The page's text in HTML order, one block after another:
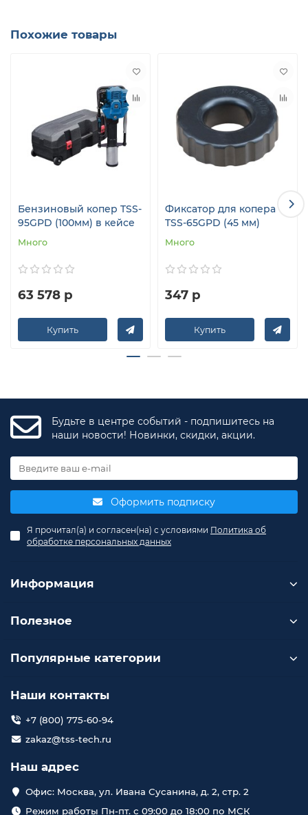
Похожие товары
Бензиновый копер TSS-
95GPD (100мм) в кейсе
Много
63 578 р
Купить
Фиксатор для копера
TSS-65GPD (45 мм)
Много
347 р
Купить
Будьте в центре событий - подпишитесь на
наши новости! Новинки, скидки, акции.
Оформить подписку
Я прочитал(а) и согласен(на) с условиями Политика об
обработке персональных данных
Информация
Полезное
Популярные категории
Наши контакты
+7 (800) 775-60-94
zakaz@tss-tech.ru
Наш адрес
Офис: Москва, ул. Ивана Сусанина, д. 2, стр. 2
Режим работы Пн-пт. с 09:00 до 18:00 по МСК